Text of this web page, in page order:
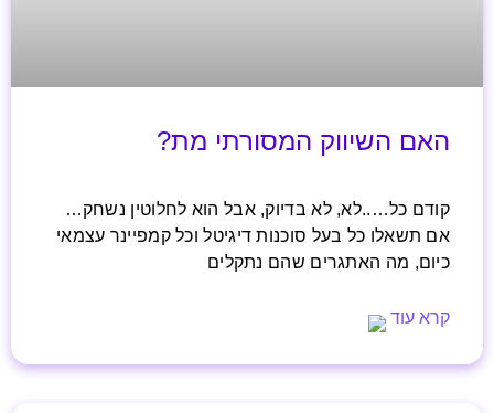
האם השיווק המסורתי מת?
קודם כל…..לא, לא בדיוק, אבל הוא לחלוטין נשחק…
אם תשאלו כל בעל סוכנות דיגיטל וכל קמפיינר עצמאי
כיום, מה האתגרים שהם נתקלים
קרא עוד